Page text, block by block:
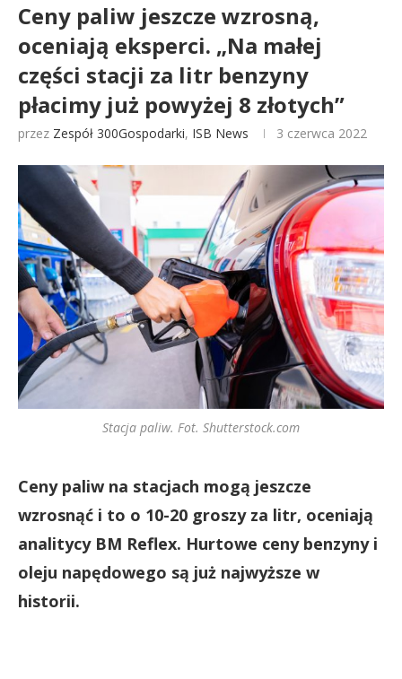
Ceny paliw jeszcze wzrosną,
oceniają eksperci. „Na małej
części stacji za litr benzyny
płacimy już powyżej 8 złotych”
przez Zespół 300Gospodarki, ISB News 3 czerwca 2022
Stacja paliw. Fot. Shutterstock.com
Ceny paliw na stacjach mogą jeszcze
wzrosnąć i to o 10-20 groszy za litr, oceniają
analitycy BM Reflex. Hurtowe ceny benzyny i
oleju napędowego są już najwyższe w
historii.